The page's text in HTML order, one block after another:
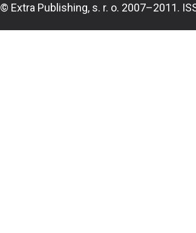
© Extra Publishing, s. r. o. 2007–2011.